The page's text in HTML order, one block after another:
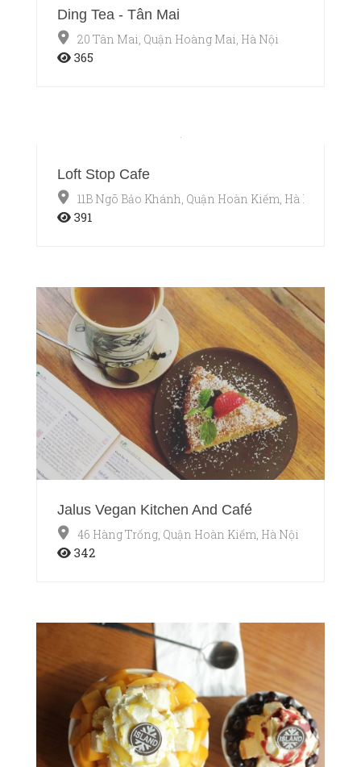
Ding Tea - Tân Mai
20 Tân Mai, Quận Hoàng Mai, Hà Nội
365
Loft Stop Cafe
11B Ngõ Bảo Khánh, Quận Hoàn Kiếm, Hà Nội
391
Jalus Vegan Kitchen And Café
46 Hàng Trống, Quận Hoàn Kiếm, Hà Nội
342